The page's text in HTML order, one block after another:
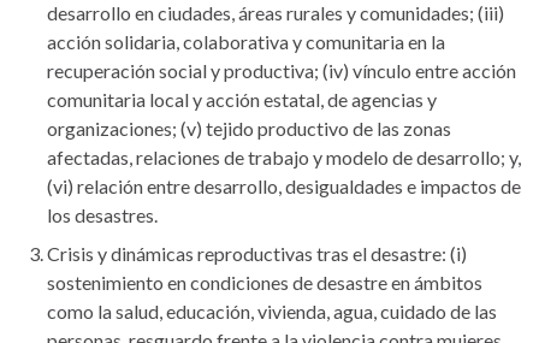
desarrollo en ciudades, áreas rurales y comunidades; (iii)
acción solidaria, colaborativa y comunitaria en la
recuperación social y productiva; (iv) vínculo entre acción
comunitaria local y acción estatal, de agencias y
organizaciones; (v) tejido productivo de las zonas
afectadas, relaciones de trabajo y modelo de desarrollo; y,
(vi) relación entre desarrollo, desigualdades e impactos de
los desastres.
Crisis y dinámicas reproductivas tras el desastre: (i)
sostenimiento en condiciones de desastre en ámbitos
como la salud, educación, vivienda, agua, cuidado de las